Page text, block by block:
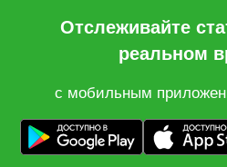
Отслеживайте
реальном
с мобильным